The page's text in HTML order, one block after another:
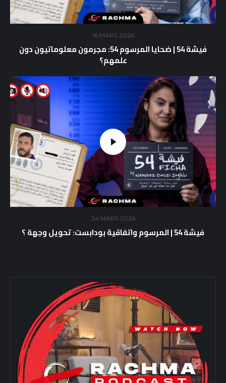
16 MARS 2026
فيشة 54 | ضحايا المرسوم 54: مجرمون معلوماتيون دون
علمهم؟
24 MARS 2026
فيشة 54 | المرسوم واتفاقية بودابست: تحويل وجهة ؟